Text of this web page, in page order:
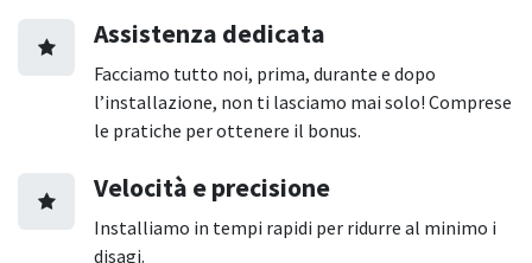
Assistenza dedicata
Facciamo tutto noi, prima, durante e dopo
l’installazione, non ti lasciamo mai solo! Comprese
le pratiche per ottenere il bonus.
Velocità e precisione
Installiamo in tempi rapidi per ridurre al minimo i
disagi.